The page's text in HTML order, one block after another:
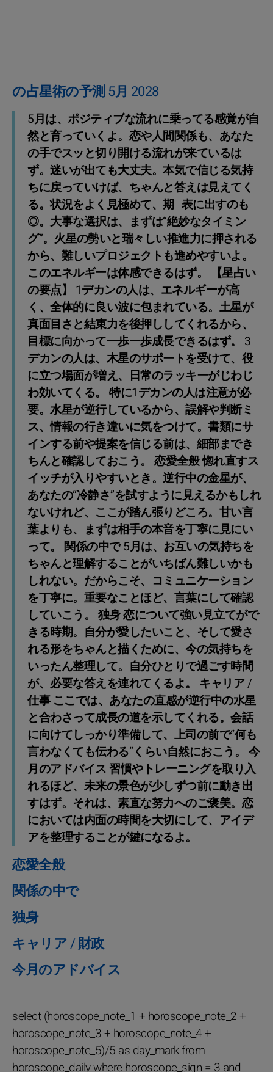
の占星術の予測 5月 2028
5月は、ポジティブな流れに乗ってる感覚が自
然と育っていくよ。恋や人間関係も、あなた
の手でスッと切り開ける流れが来ているは
ず。迷いが出ても大丈夫。本気で信じる気持
ちに戻っていけば、ちゃんと答えは見えてく
る。状況をよく見極めて、期   表に出すのも
◎。大事な選択は、まずは“絶妙なタイミン
グ”。火星の勢いと瑞々しい推進力に押される
から、難しいプロジェクトも進めやすいよ。
このエネルギーは体感できるはず。 【星占い
の要点】 1デカンの人は、エネルギーが高
く、全体的に良い波に包まれている。土星が
真面目さと結束力を後押ししてくれるから、
目標に向かって一歩一歩成長できるはず。 3
デカンの人は、木星のサポートを受けて、役
に立つ場面が増え、日常のラッキーがじわじ
わ効いてくる。 特に1デカンの人は注意が必
要。水星が逆行しているから、誤解や判断ミ
ス、情報の行き違いに気をつけて。書類にサ
インする前や提案を信じる前は、細部までき
ちんと確認しておこう。 恋愛全般 惚れ直すス
イッチが入りやすいとき。逆行中の金星が、
あなたの“冷静さ”を試すように見えるかもしれ
ないけれど、ここが踏ん張りどころ。甘い言
葉よりも、まずは相手の本音を丁寧に見にい
って。 関係の中で 5月は、お互いの気持ちを
ちゃんと理解することがいちばん難しいかも
しれない。だからこそ、コミュニケーション
を丁寧に。重要なことほど、言葉にして確認
していこう。 独身 恋について強い見立てがで
きる時期。自分が愛したいこと、そして愛さ
れる形をちゃんと描くために、今の気持ちを
いったん整理して。自分ひとりで過ごす時間
が、必要な答えを連れてくるよ。 キャリア /
仕事 ここでは、あなたの直感が逆行中の水星
と合わさって成長の道を示してくれる。会話
に向けてしっかり準備して、上司の前で“何も
言わなくても伝わる”くらい自然におこう。 今
月のアドバイス 習慣やトレーニングを取り入
れるほど、未来の景色が少しずつ前に動き出
すはず。それは、素直な努力へのご褒美。恋
においては内面の時間を大切にして、アイデ
アを整理することが鍵になるよ。
恋愛全般
関係の中で
独身
キャリア / 財政
今月のアドバイス
select (horoscope_note_1 + horoscope_note_2 +
horoscope_note_3 + horoscope_note_4 +
horoscope_note_5)/5 as day_mark from
horoscope_daily where horoscope_sign = 3 and